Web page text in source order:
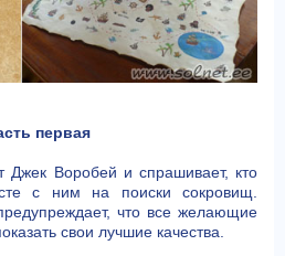
первая
Джек Воробей и спрашивает, кто
с ним на поиски сокровищ.
что все желающие
свои лучшие качества.